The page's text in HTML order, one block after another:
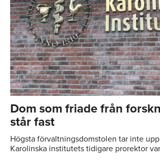
Dom som friade från
står fast
Högsta förvaltningsdomstolen tar inte
Karolinska institutets tidigare prorektor